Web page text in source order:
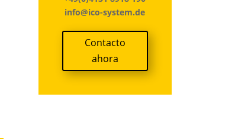
info@ico-system.de
Contacto
ahora